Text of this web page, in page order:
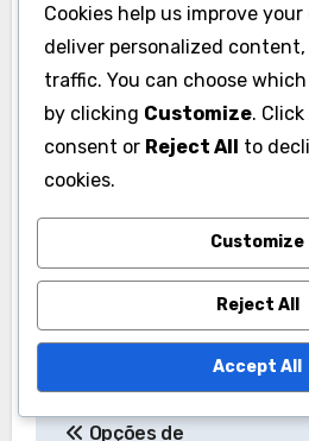
ano. A falta de renovação
perda da propriedade. É
lembretes para as datas de
garantir que suas
o registrador estejam
Post
Opções de
Cookies help us improve
deliver personalized
traffic. You can choose
by clicking Customize. Click
consent or Reject All to
cookies.
Customize
Reject All
Accept All